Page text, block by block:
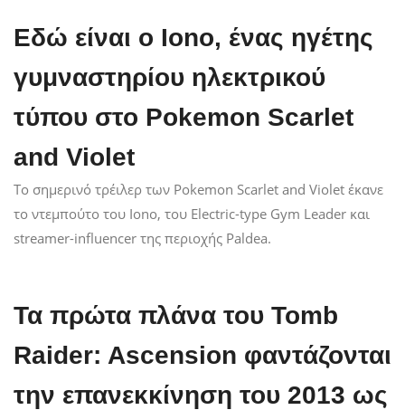
Εδώ είναι ο Iono, ένας ηγέτης
γυμναστηρίου ηλεκτρικού
τύπου στο Pokemon Scarlet
and Violet
Το σημερινό τρέιλερ των Pokemon Scarlet and Violet έκανε
το ντεμπούτο του Iono, του Electric-type Gym Leader και
streamer-influencer της περιοχής Paldea.
Τα πρώτα πλάνα του Tomb
Raider: Ascension φαντάζονται
την επανεκκίνηση του 2013 ως